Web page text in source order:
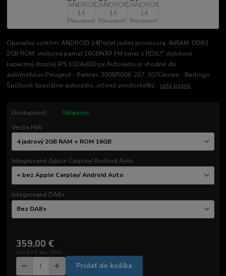
Operačný systém: ANDROID 14Počet jadier procesora: 4xRAM: DDR3
2GB ROM: vnútorná pamäť 16GBNXP FM tuner s RDS7" dotykový
kapacitný displej IPS 1024x600 px Autorádio je vhodné do
automobilov:Peugeot - Partner, 3008/5008, 207, 307Citroen - Berlingo
Špičkové špeciálne autorádio, určené predovšetký... celý popis
Dostupnosť
Skladom
Verzia HW:
Integrované Apple Carplay/ Android Auto
Integrované DAB+
359,00 €
291,87 € bez DPH
Pridať do košíka